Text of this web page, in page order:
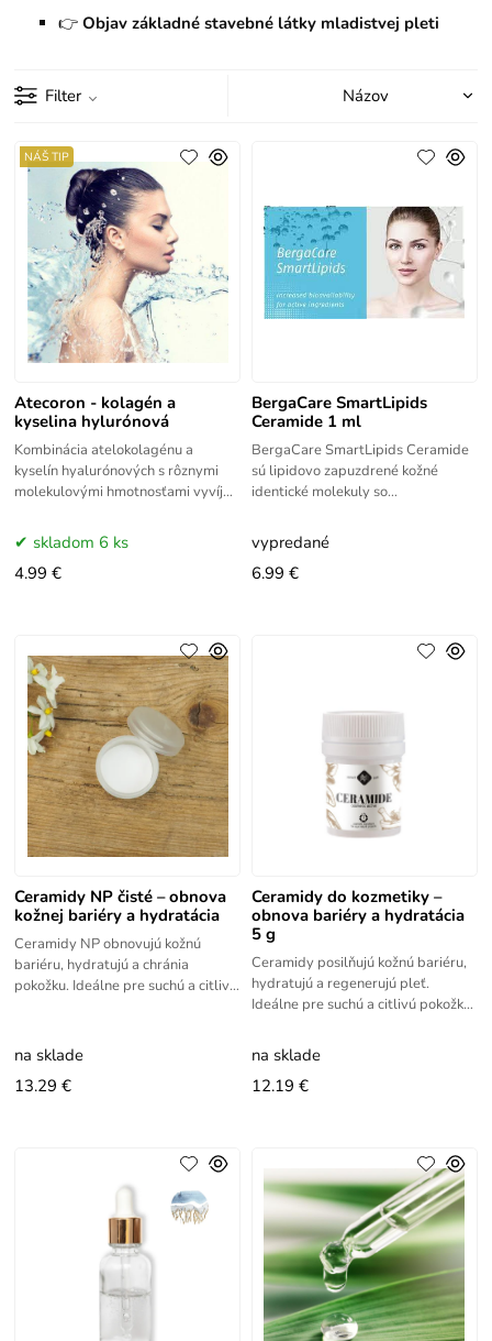
👉Objav základné stavebné látky mladistvej pleti
Filter
Atecoron - kolagén a
kyselina hylurónová
Kombinácia atelokolagénu a
kyselín hyalurónových s rôznymi
molekulovými hmotnosťami vyvíja
starostlivosť o
NÁŠ TIP
skladom 6 ks
4.99 €
BergaCare SmartLipids
Ceramide 1 ml
BergaCare SmartLipids Ceramide
sú lipidovo zapuzdrené kožné
identické molekuly so
obnovujú prirodzenú kožnú
vypredané
6.99 €
Ceramidy NP čisté – obnova
kožnej bariéry a hydratácia
Ceramidy NP obnovujú kožnú
bariéru, hydratujú a chránia
pokožku. Ideálne pre suchú a citlivú
na sklade
13.29 €
Ceramidy do kozmetiky –
obnova bariéry a hydratácia
5 g
Ceramidy posilňujú kožnú bariéru,
hydratujú a regenerujú pleť.
Ideálne pre suchú a citlivú pokožku.
lipidovú bariéru, ktorá
na sklade
12.19 €